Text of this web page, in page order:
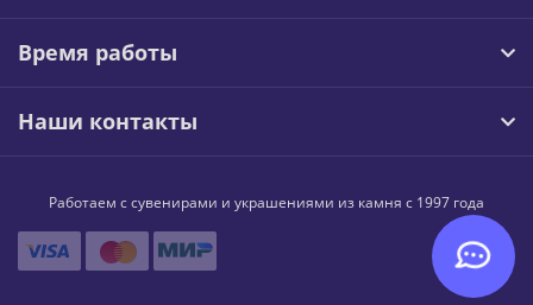
Время работы
Наши контакты
Работаем с сувенирами и украшениями из камня с 1997 года